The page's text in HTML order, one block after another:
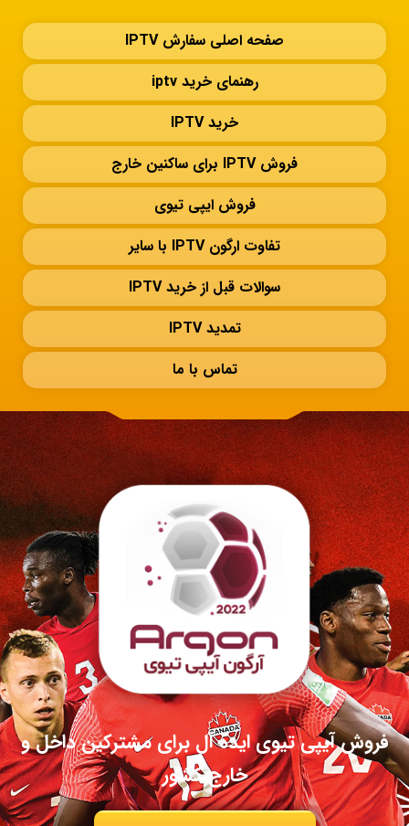
صفحه اصلی سفارش IPTV
رهنمای خرید iptv
خرید IPTV
فروش IPTV برای ساکنین خارج
فروش ایپی تیوی
تفاوت ارگون IPTV با سایر
سوالات قبل از خرید IPTV
تمدید IPTV
تماس با ما
فروش آیپی تیوی ایده آل برای مشترکین داخل و
خارج کشور